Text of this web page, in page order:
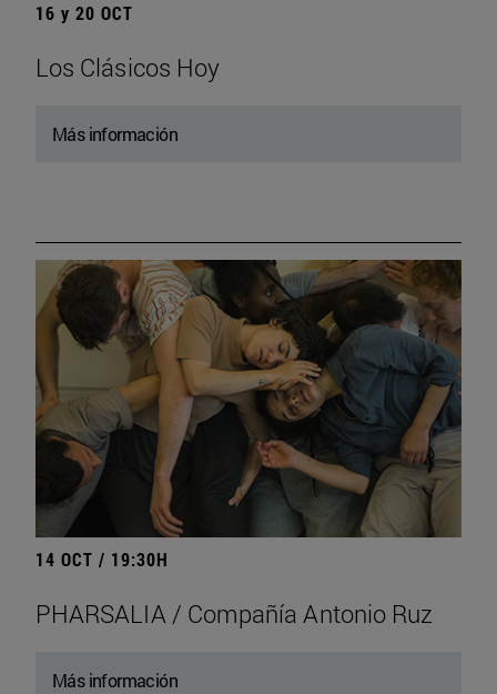
16 y 20 OCT
Los Clásicos Hoy
Más información
14 OCT / 19:30H
PHARSALIA / Compañía Antonio Ruz
Más información